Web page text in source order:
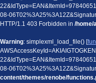
08-
HTTP/1.1 403 Forbidden in /home/
Warning: simplexml_load_file() [
08-
content/themes/renobe/